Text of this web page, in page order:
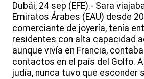
Dubái, 24 sep (EFE).- Sara
Emiratos Árabes (EAU) desde
comerciante de joyería, tenía
residentes con alta capacidad
aunque vivía en Francia,
contactos en el país del Golfo.
judía, nunca tuvo que esconder